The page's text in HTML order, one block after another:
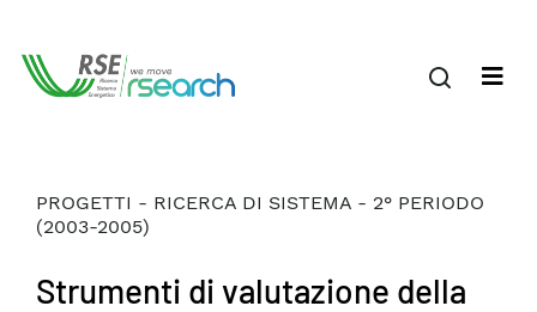
PROGETTI - RICERCA DI SISTEMA - 2° PERIODO
(2003-2005)
Strumenti di valutazione della